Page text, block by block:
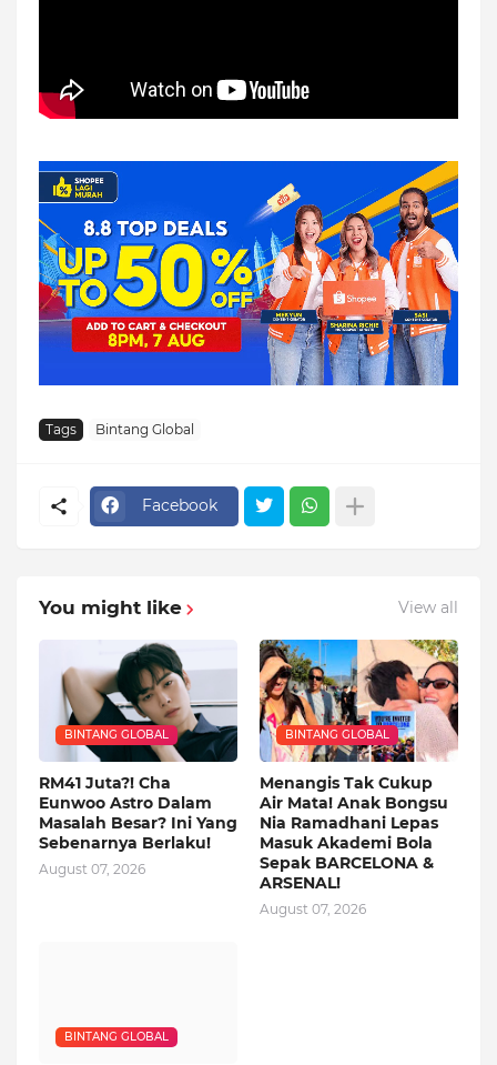
Tags Bintang Global
Facebook
You might like View all
BINTANG GLOBAL
RM41 Juta?! Cha
Eunwoo Astro Dalam
Masalah Besar? Ini Yang
Sebenarnya Berlaku!
August 07, 2026
BINTANG GLOBAL
Menangis Tak Cukup
Air Mata! Anak Bongsu
Nia Ramadhani Lepas
Masuk Akademi Bola
Sepak BARCELONA &
ARSENAL!
August 07, 2026
BINTANG GLOBAL